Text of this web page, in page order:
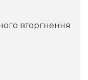
вторгнення